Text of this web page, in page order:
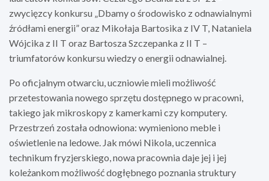
zwycięzcy konkursu „Dbamy o środowisko z odnawialnymi
źródłami energii” oraz Mikołaja Bartosika z IV T, Nataniela
Wójcika z II T oraz Bartosza Szczepanka z II T –
triumfatorów konkursu wiedzy o energii odnawialnej.
Po oficjalnym otwarciu, uczniowie mieli możliwość
przetestowania nowego sprzętu dostępnego w pracowni,
takiego jak mikroskopy z kamerkami czy komputery.
Przestrzeń została odnowiona: wymieniono meble i
oświetlenie na ledowe. Jak mówi Nikola, uczennica
technikum fryzjerskiego, nowa pracownia daje jej i jej
koleżankom możliwość dogłębnego poznania struktury